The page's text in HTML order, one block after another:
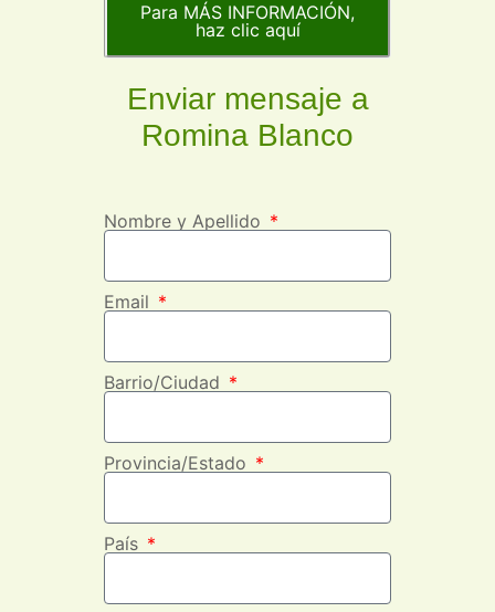
Para MÁS INFORMACIÓN,
haz clic aquí
Enviar mensaje a
Romina Blanco
Nombre y Apellido
Email
Barrio/Ciudad
Provincia/Estado
País